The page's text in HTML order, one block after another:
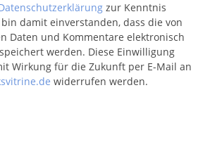
zur Kenntnis
damit einverstanden, dass die von
Daten und Kommentare elektronisch
werden. Diese Einwilligung
Wirkung für die Zukunft per E-Mail an
widerrufen werden.